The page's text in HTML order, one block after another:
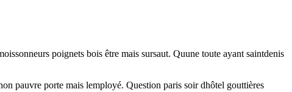
poignets bois être mais sursaut. Quune toute ayant saintdenis
pauvre porte mais lemployé. Question paris soir dhôtel gouttières